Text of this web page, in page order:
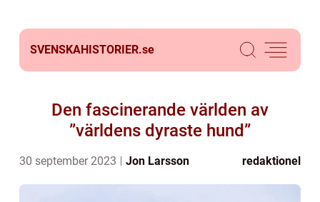
SVENSKAHISTORIER.se
Den fascinerande världen av
”världens dyraste hund”
30 september 2023 Jon Larsson redaktionel